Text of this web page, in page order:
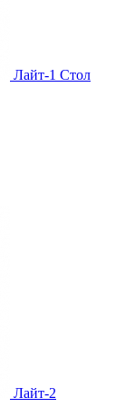
Лайт-1 Стол
Лайт-2